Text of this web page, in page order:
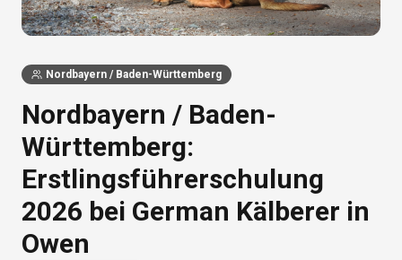
Nordbayern / Baden-Württemberg
Nordbayern / Baden-
Württemberg:
Erstlingsführerschulung
2026 bei German Kälberer in
Owen